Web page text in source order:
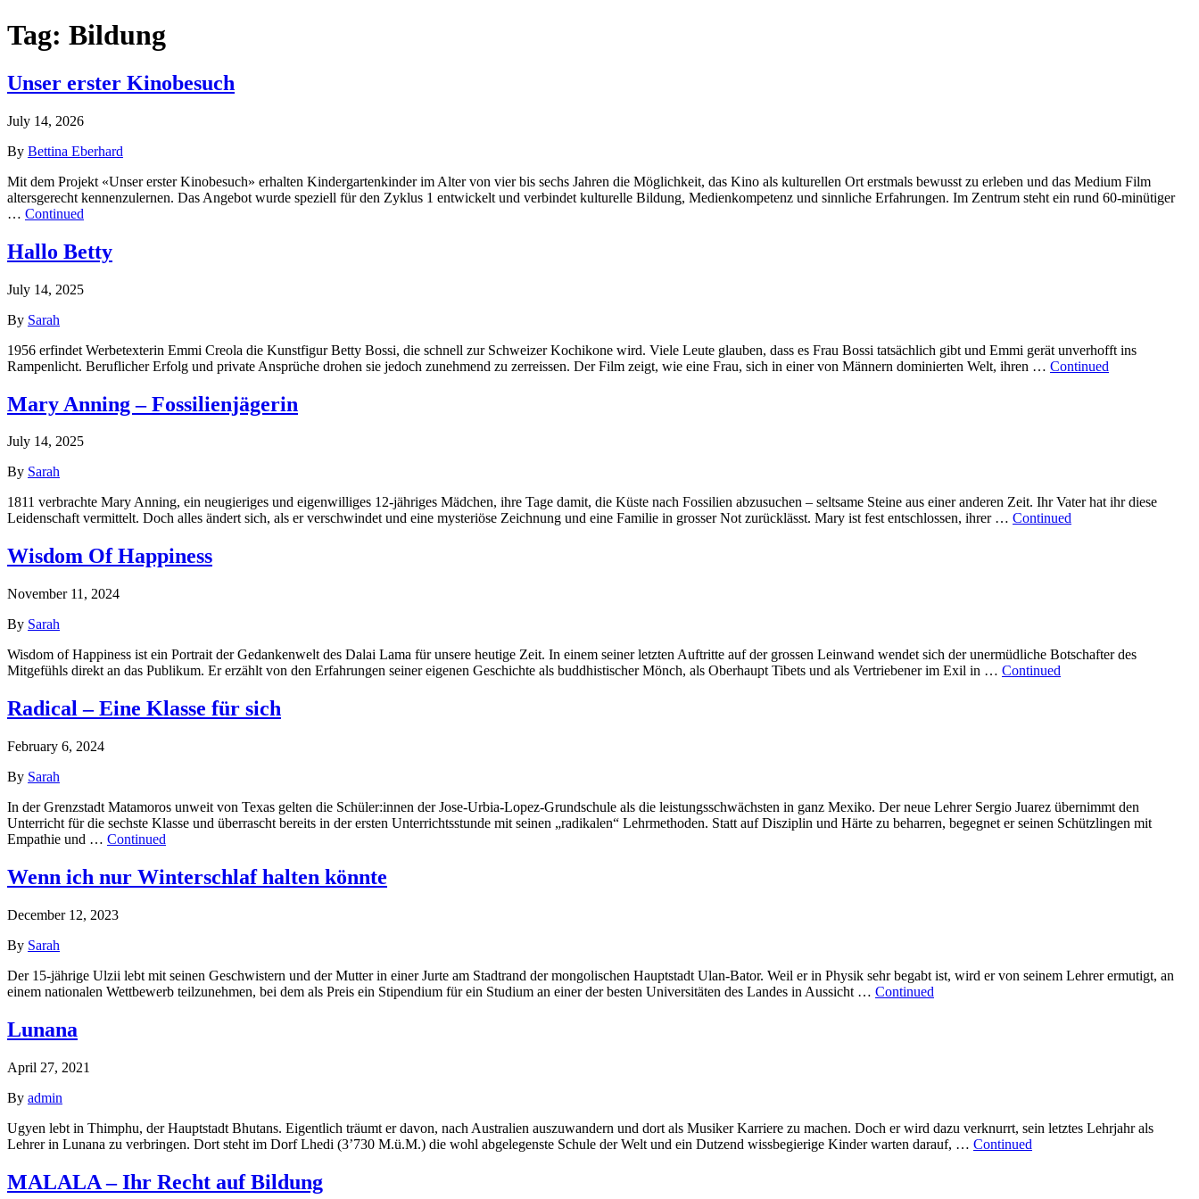
Tag: Bildung
Unser erster Kinobesuch
July 14, 2026
By Bettina Eberhard
Mit dem Projekt «Unser erster Kinobesuch» erhalten Kindergartenkinder im Alter von vier bis sechs Jahren die Möglichkeit, das Kino als kulturellen Ort erstmals bewusst zu erleben und das Medium Film
altersgerecht kennenzulernen. Das Angebot wurde speziell für den Zyklus 1 entwickelt und verbindet kulturelle Bildung, Medienkompetenz und sinnliche Erfahrungen. Im Zentrum steht ein rund 60-minütiger
… Continued
Hallo Betty
July 14, 2025
By Sarah
1956 erfindet Werbetexterin Emmi Creola die Kunstfigur Betty Bossi, die schnell zur Schweizer Kochikone wird. Viele Leute glauben, dass es Frau Bossi tatsächlich gibt und Emmi gerät unverhofft ins
Rampenlicht. Beruflicher Erfolg und private Ansprüche drohen sie jedoch zunehmend zu zerreissen. Der Film zeigt, wie eine Frau, sich in einer von Männern dominierten Welt, ihren … Continued
Mary Anning – Fossilienjägerin
July 14, 2025
By Sarah
1811 verbrachte Mary Anning, ein neugieriges und eigenwilliges 12-jähriges Mädchen, ihre Tage damit, die Küste nach Fossilien abzusuchen – seltsame Steine aus einer anderen Zeit. Ihr Vater hat ihr diese
Leidenschaft vermittelt. Doch alles ändert sich, als er verschwindet und eine mysteriöse Zeichnung und eine Familie in grosser Not zurücklässt. Mary ist fest entschlossen, ihrer … Continued
Wisdom Of Happiness
November 11, 2024
By Sarah
Wisdom of Happiness ist ein Portrait der Gedankenwelt des Dalai Lama für unsere heutige Zeit. In einem seiner letzten Auftritte auf der grossen Leinwand wendet sich der unermüdliche Botschafter des
Mitgefühls direkt an das Publikum. Er erzählt von den Erfahrungen seiner eigenen Geschichte als buddhistischer Mönch, als Oberhaupt Tibets und als Vertriebener im Exil in … Continued
Radical – Eine Klasse für sich
February 6, 2024
By Sarah
In der Grenzstadt Matamoros unweit von Texas gelten die Schüler:innen der Jose-Urbia-Lopez-Grundschule als die leistungsschwächsten in ganz Mexiko. Der neue Lehrer Sergio Juarez übernimmt den
Unterricht für die sechste Klasse und überrascht bereits in der ersten Unterrichtsstunde mit seinen „radikalen“ Lehrmethoden. Statt auf Disziplin und Härte zu beharren, begegnet er seinen Schützlingen mit
Empathie und … Continued
Wenn ich nur Winterschlaf halten könnte
December 12, 2023
By Sarah
Der 15-jährige Ulzii lebt mit seinen Geschwistern und der Mutter in einer Jurte am Stadtrand der mongolischen Hauptstadt Ulan-Bator. Weil er in Physik sehr begabt ist, wird er von seinem Lehrer ermutigt, an
einem nationalen Wettbewerb teilzunehmen, bei dem als Preis ein Stipendium für ein Studium an einer der besten Universitäten des Landes in Aussicht … Continued
Lunana
April 27, 2021
By admin
Ugyen lebt in Thimphu, der Hauptstadt Bhutans. Eigentlich träumt er davon, nach Australien auszuwandern und dort als Musiker Karriere zu machen. Doch er wird dazu verknurrt, sein letztes Lehrjahr als
Lehrer in Lunana zu verbringen. Dort steht im Dorf Lhedi (3’730 M.ü.M.) die wohl abgelegenste Schule der Welt und ein Dutzend wissbegierige Kinder warten darauf, … Continued
MALALA – Ihr Recht auf Bildung